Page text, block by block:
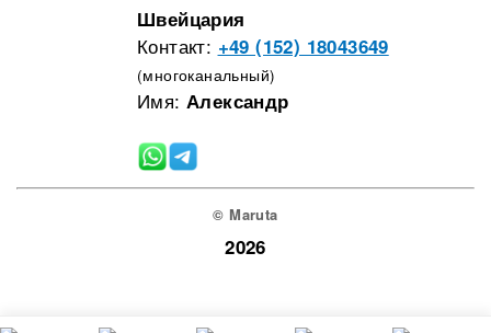
Швейцария
Контакт: +49 (152) 18043649
(многоканальный)
Имя: Александр
© Maruta
2026